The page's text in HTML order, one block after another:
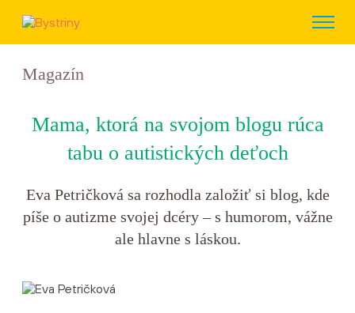
Magazín
Mama, ktorá na svojom blogu rúca
tabu o autistických deťoch
Eva Petričková sa rozhodla založiť si blog, kde
píše o autizme svojej dcéry – s humorom, vážne
ale hlavne s láskou.